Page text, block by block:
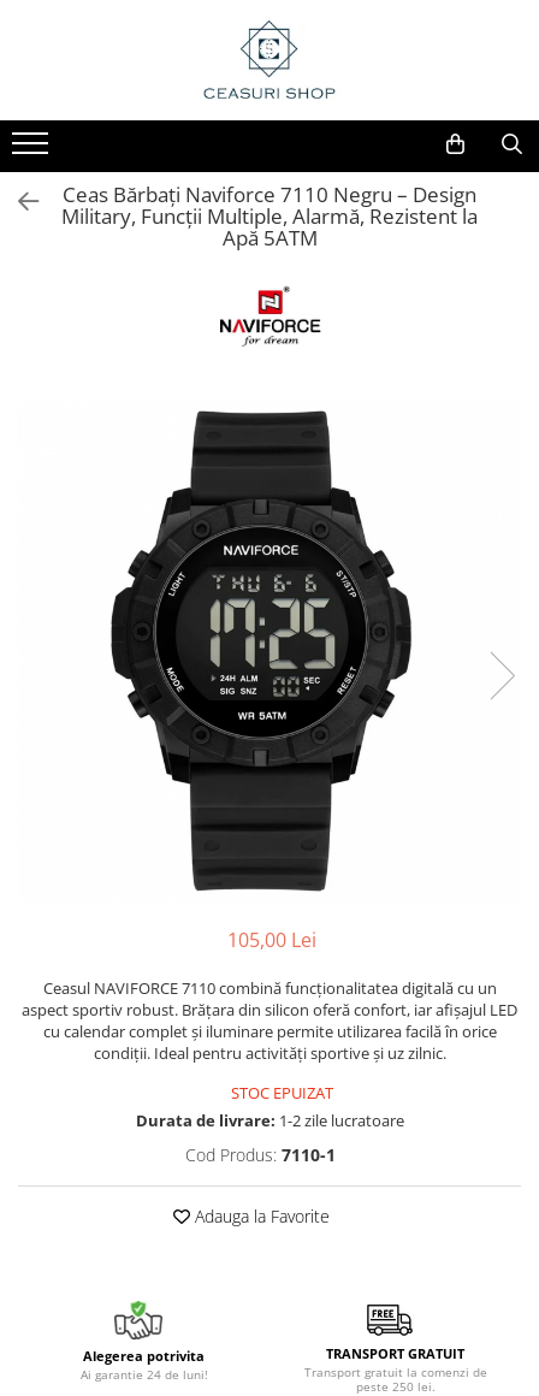
Ceas Bărbați Naviforce 7110 Negru – Design
Military, Funcții Multiple, Alarmă, Rezistent la
Apă 5ATM
105,00 Lei
Ceasul NAVIFORCE 7110 combină funcționalitatea digitală cu un
aspect sportiv robust. Brățara din silicon oferă confort, iar afișajul LED
cu calendar complet și iluminare permite utilizarea facilă în orice
condiții. Ideal pentru activități sportive și uz zilnic.
STOC EPUIZAT
Durata de livrare: 1-2 zile lucratoare
Cod Produs: 7110-1
Adauga la Favorite
Alegerea potrivita
Ai garantie 24 de luni!
TRANSPORT GRATUIT
Transport gratuit la comenzi de
peste 250 lei.